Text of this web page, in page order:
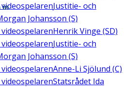
Justitie- och
Johansson (S)
videospelarenHenrik Vinge (SD)
videospelarenJustitie- och
Johansson (S)
videospelarenAnne-Li Sjölund (C)
videospelarenStatsrådet Ida
in